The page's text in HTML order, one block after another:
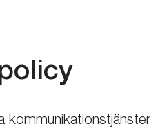
kommunikationstjänster